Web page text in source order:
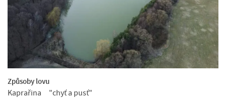
Způsoby lovu
Kaprařina
"chyť a pusť"